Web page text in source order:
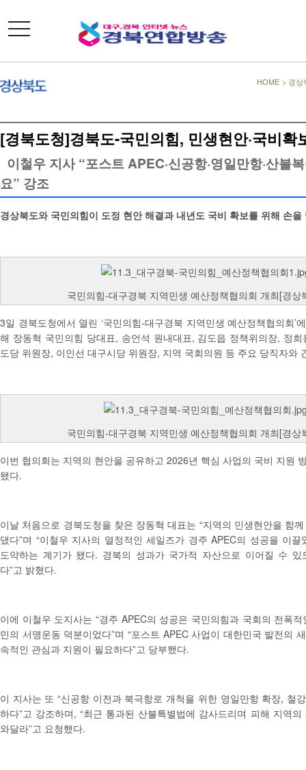
toggle
navigation
HOME > 경상
[경북도청]경북도-국민의힘, 민생현안·국비확
이철우 지사 “포스트 APEC·신공항·영일만항·산불
요” 강조
경상북도와 국민의힘이 도정 현안 해결과 내년도 국비 확보를 위해 손을
국민의힘-대구경북 지역민생 예산정책협의회 개최[경상
3일 경북도청에서 열린 ‘국민의힘-대구경북 지역민생 예산정책협의회’
해 장동혁 국민의힘 당대표, 송언석 원내대표, 김도읍 정책위의장, 정
도당 위원장, 이인선 대구시당 위원장, 지역 국회의원 등 주요 당직자와
국민의힘-대구경북 지역민생 예산정책협의회 개최[경상
이번 협의회는 지역의 현안을 공유하고 2026년 핵심 사업의 국비 지원
됐다.
이날 처음으로 경북도청을 찾은 장동혁 대표는 “지역의 민생현안을 함
댔다”며 “이철우 지사의 열정적인 세일즈가 경주 APEC의 성공을 이
도약하는 계기가 됐다. 경북의 성과가 국가적 자산으로 이어질 수
다”고 밝혔다.
이에 이철우 도지사는 “경주 APEC의 성공은 국민의힘과 국회의 전폭
민의 서명운동 덕분이었다”며 “포스트 APEC 사업이 대한민국 발전의
속적인 관심과 지원이 필요하다”고 당부했다.
이 지사는 또 “신공항 이전과 북극항로 개척을 위한 영일만항 확장, 철
하다”고 강조하며, “최근 통과된 산불특별법에 감사드리며 피해 지역
와달라”고 요청했다.